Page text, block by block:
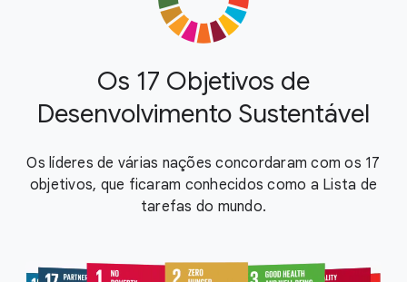
Os 17 Objetivos de
Desenvolvimento Sustentável
Os líderes de várias nações concordaram com os 17
objetivos, que ficaram conhecidos como a Lista de
tarefas do mundo.